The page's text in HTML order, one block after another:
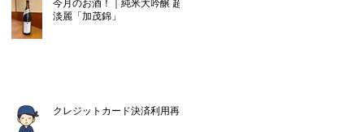
今月のお酒！｜純米大吟醸 超
淡麗「加茂錦」
クレジットカード決済利用再開